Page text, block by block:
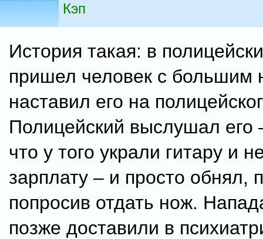
Кэп
История такая: в
пришел человек с большим
наставил его на
Полицейский выслушал его
что у того украли гитару и
зарплату – и просто обнял,
попросив отдать нож.
позже доставили в